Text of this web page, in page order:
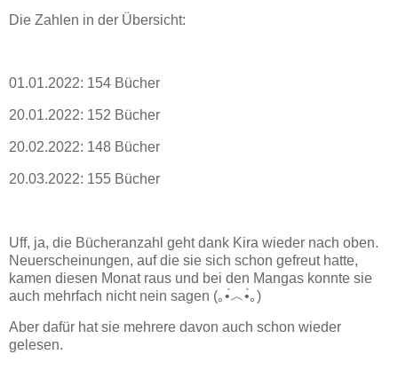
Die Zahlen in der Übersicht:
01.01.2022: 154 Bücher
20.01.2022: 152 Bücher
20.02.2022: 148 Bücher
20.03.2022: 155 Bücher
Uff, ja, die Bücheranzahl geht dank Kira wieder nach oben.
Neuerscheinungen, auf die sie sich schon gefreut hatte,
kamen diesen Monat raus und bei den Mangas konnte sie
auch mehrfach nicht nein sagen (｡•́︿•̀｡)
Aber dafür hat sie mehrere davon auch schon wieder
gelesen.